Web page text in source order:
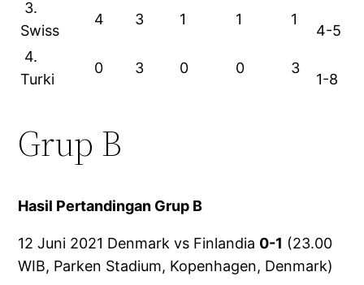
3.
Swiss
4 3 1 1 1
4-5
4.
Turki
0 3 0 0 3
1-8
Grup B
Hasil Pertandingan Grup B
12 Juni 2021 Denmark vs Finlandia 0-1 (23.00
WIB, Parken Stadium, Kopenhagen, Denmark)